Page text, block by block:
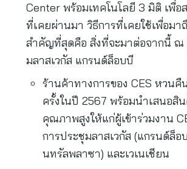
Center พร้อมเทคโนโลยี 3 มิติ เพื่อ
ที่เคยผ่านมา วิธีการที่เคยใช้เพื่อมา
สำคัญที่สุดคือ สิ่งที่จะมาต่อจากนี้ ณ
มลาสเวกัส แกรนด์ล็อบบี
ร้านค้าทางการของ CES หวนคื
ครั้งในปี 2567 พร้อมนำเสนอสิ
คุณภาพสูงให้แก่ผู้เข้าร่วมงาน
การประชุมลาสเวกัส (แกรนด์ล็อ
นทรัลพลาซา) และเวเนเชียน